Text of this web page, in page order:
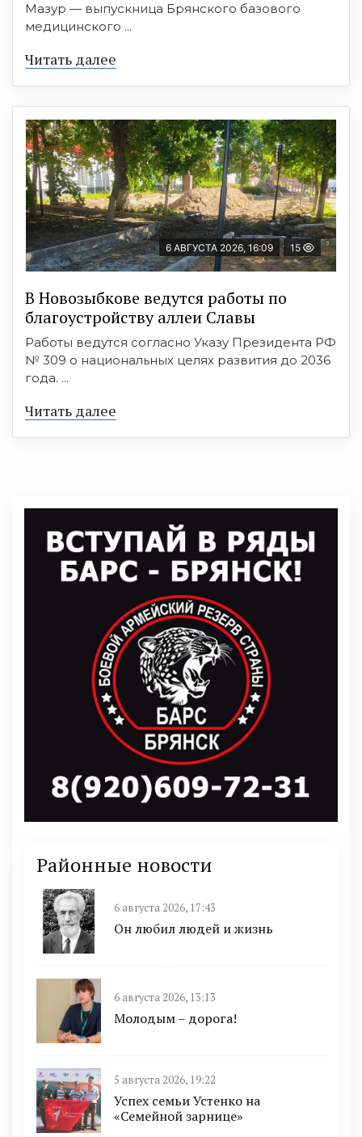
Мазур — выпускница Брянского базового
медицинского ...
Читать далее
6 АВГУСТА 2026, 16:09 15
В Новозыбкове ведутся работы по
благоустройству аллеи Славы
Работы ведутся согласно Указу Президента РФ
№ 309 о национальных целях развития до 2036
года. ...
Читать далее
Районные новости
6 августа 2026, 17:43
Он любил людей и жизнь
6 августа 2026, 13:13
Молодым – дорога!
5 августа 2026, 19:22
Успех семьи Устенко на
«Семейной зарнице»